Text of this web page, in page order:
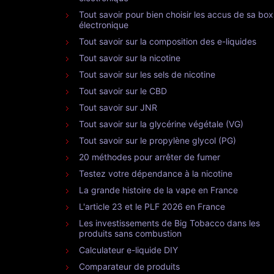
Tout savoir pour bien choisir les accus de sa box
électronique
Tout savoir sur la composition des e-liquides
Tout savoir sur la nicotine
Tout savoir sur les sels de nicotine
Tout savoir sur le CBD
Tout savoir sur JNR
Tout savoir sur la glycérine végétale (VG)
Tout savoir sur le propylène glycol (PG)
20 méthodes pour arrêter de fumer
Testez votre dépendance à la nicotine
La grande histoire de la vape en France
L'article 23 et le PLF 2026 en France
Les investissements de Big Tobacco dans les
produits sans combustion
Calculateur e-liquide DIY
Comparateur de produits